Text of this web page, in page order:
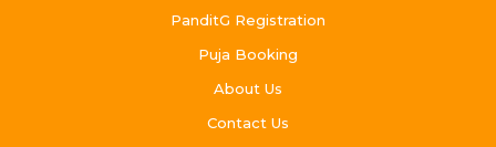
PanditG Registration
Puja Booking
About Us
Contact Us